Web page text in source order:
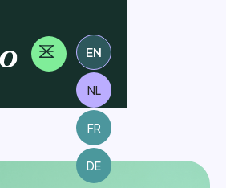
EN
NL
FR
DE